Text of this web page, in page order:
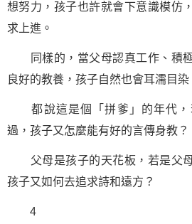
想努力，孩子也許就會下意識模仿
求上進。
同樣的，當父母認真工作、積極
良好的教養，孩子自然也會耳濡目染
都說這是個「拼爹」的年代，
過，孩子又怎麼能有好的言傳身教？
父母是孩子的天花板，若是父母
孩子又如何去追求詩和遠方？
4